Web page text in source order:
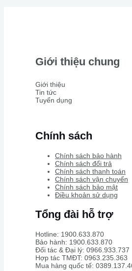
Giới thiệu chung
Giới thiệu
Tin tức
Tuyển dụng
Chính sách
Chính sách bảo hành
Chính sách đổi trả
Chính sách thanh toán
Chính sách vận chuyển
Chính sách bảo mật
Điều khoản sử dụng
Tổng đài hỗ trợ
Hotline: 1900.633.870
Bảo hành: 1900.633.870
Đối tác & Đại lý: 0966.933.737
Hợp tác TMĐT: 0963.235.363
Mua hàng quốc tế: